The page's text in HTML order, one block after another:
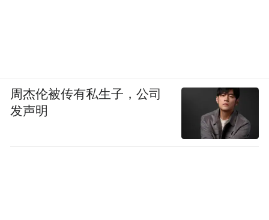
周杰伦被传有私生子，公司
发声明